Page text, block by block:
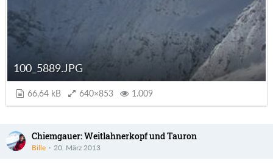
100_5889.JPG
66,64 kB 640×853 1.009
Chiemgauer: Weitlahnerkopf und Tauron
Bille 20. März 2013